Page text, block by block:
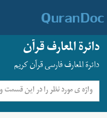
دائرة المعارف قرآن
دائرة المعارف فارسی قرآن کریم